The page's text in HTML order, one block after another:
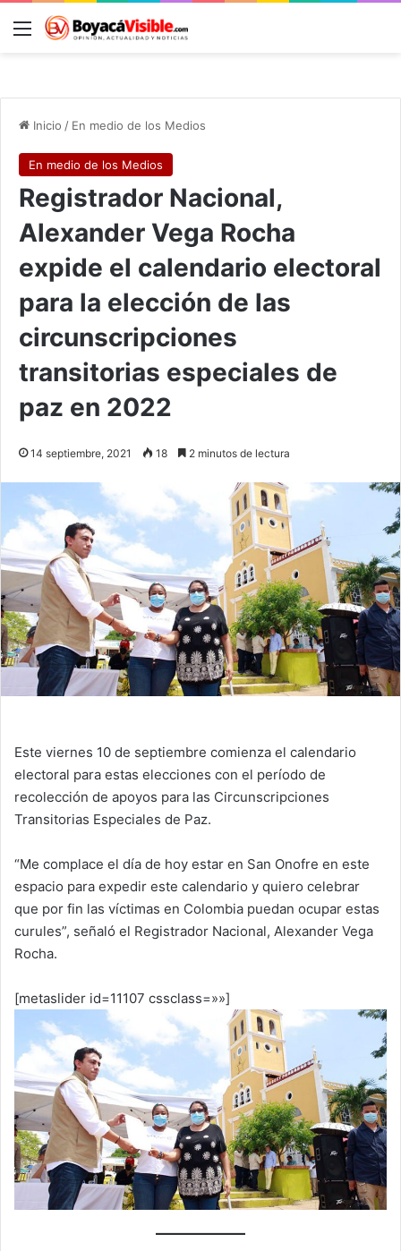
Menú
Inicio / En medio de los Medios
En medio de los Medios
Registrador Nacional,
Alexander Vega Rocha
expide el calendario electoral
para la elección de las
circunscripciones
transitorias especiales de
paz en 2022
14 septiembre, 2021 18 2 minutos de lectura
Este viernes 10 de septiembre comienza el calendario
electoral para estas elecciones con el período de
recolección de apoyos para las Circunscripciones
Transitorias Especiales de Paz.
“Me complace el día de hoy estar en San Onofre en este
espacio para expedir este calendario y quiero celebrar
que por fin las víctimas en Colombia puedan ocupar estas
curules”, señaló el Registrador Nacional, Alexander Vega
Rocha.
[metaslider id=11107 cssclass=»»]